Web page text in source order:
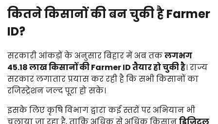
कितनेकिसानोंकीबनचुकीहैFarmer
ID?
सरकारी आंकड़ोंकेअनुसारबिहारमेंअबतकलगभग
45.18लाखकिसानोंकीFarmerIDतैयारहोचुकीहै। राज्य
सरकारलगातारप्रयासकररहीहैकिसभीकिसानोंका
रजिस्ट्रेशनजल्दपूराहोसके।
इसकेलिएकृषिविभागद्वाराकईस्तरोंपरअभियान भी
चलायाजारहाहै,ताकिअधिकसेअधिककिसानडिजिटल